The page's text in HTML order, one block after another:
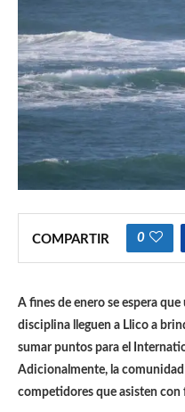
COMPARTIR 0
A fines de enero se espera
disciplina lleguen a Llico a
sumar puntos para el
Adicionalmente, la comunidad
competidores que asisten con